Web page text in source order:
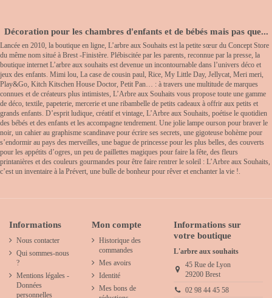
Décoration pour les chambres d'enfants et de bébés mais pas que...
Lancée en 2010, la boutique en ligne, L’arbre aux Souhaits est la petite sœur du Concept Store
du même nom situé à Brest -Finistère. Plébiscitée par les parents, reconnue par la presse, la
boutique internet L’arbre aux souhaits est devenue un incontournable dans l’univers déco et
jeux des enfants. Mimi lou, La case de cousin paul, Rice, My Little Day, Jellycat, Meri meri,
Play&Go, Kitch Kitschen House Doctor, Petit Pan… : à travers une multitude de marques
connues et de créateurs plus intimistes, L’Arbre aux Souhaits vous propose toute une gamme
de déco, textile, papeterie, mercerie et une ribambelle de petits cadeaux à offrir aux petits et
grands enfants. D’esprit ludique, créatif et vintage, L’Arbre aux Souhaits, poétise le quotidien
des bébés et des enfants et les accompagne tendrement. Une jolie lampe ourson pour braver le
noir, un cahier au graphisme scandinave pour écrire ses secrets, une gigoteuse bohème pour
s’endormir au pays des merveilles, une bague de princesse pour les plus belles, des couverts
pour les appétits d’ogres, un peu de paillettes magiques pour faire la fête, des fleurs
printanières et des couleurs gourmandes pour être faire rentrer le soleil : L’Arbre aux Souhaits,
c’est un inventaire à la Prévert, une bulle de bonheur pour rêver et enchanter la vie !.
Informations
Nous contacter
Qui sommes-nous
?
Mentions légales -
Données
personnelles
Mon compte
Historique des
commandes
Mes avoirs
Identité
Mes bons de
Informations sur
votre boutique
L'arbre aux souhaits
45 Rue de Lyon
29200 Brest
02 98 44 45 58